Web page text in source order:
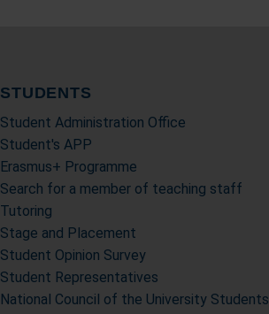
STUDENTS
Student Administration Office
Student's APP
Erasmus+ Programme
Search for a member of teaching staff
Tutoring
Stage and Placement
Student Opinion Survey
Student Representatives
National Council of the University Students